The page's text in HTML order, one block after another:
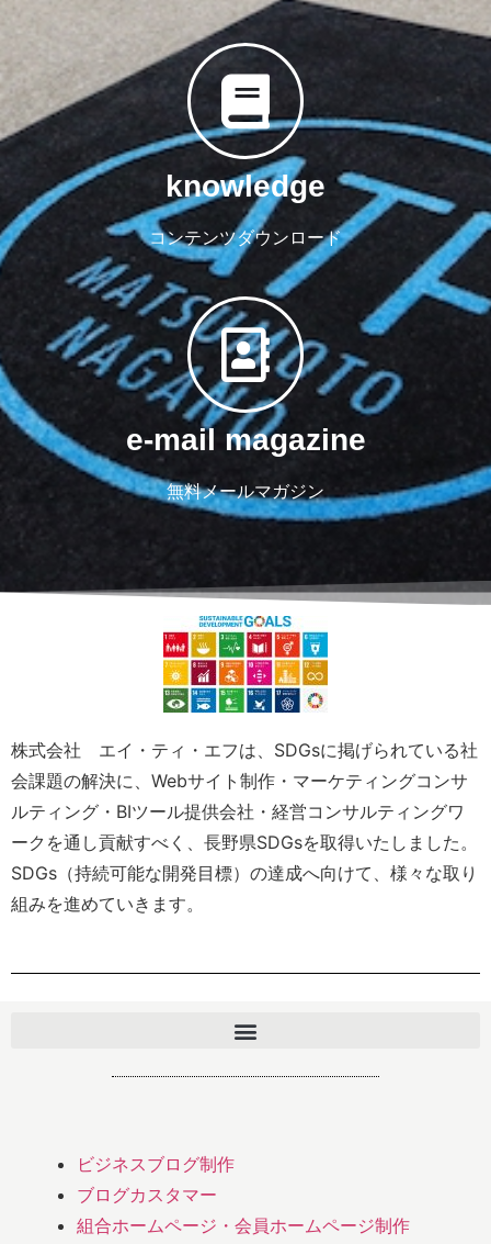
knowledge
コンテンツダウンロード
e-mail magazine
無料メールマガジン
株式会社 エイ・ティ・エフは、SDGsに掲げられている社
会課題の解決に、Webサイト制作・マーケティングコンサ
ルティング・BIツール提供会社・経営コンサルティングワ
ークを通し貢献すべく、長野県SDGsを取得いたしました。
SDGs（持続可能な開発目標）の達成へ向けて、様々な取り
組みを進めていきます。
ビジネスブログ制作
ブログカスタマー
組合ホームページ・会員ホームページ制作